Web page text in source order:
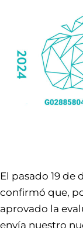
El pasado 19 de
confirmó que,
aprovado la
envía nuestro